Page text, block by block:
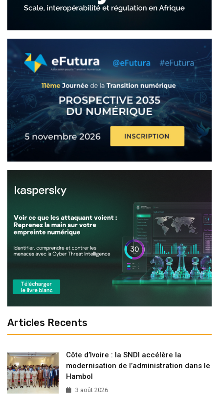
Articles Recents
Côte d’Ivoire : la SNDI accélère la
modernisation de l’administration dans le
Hambol
3 août 2026